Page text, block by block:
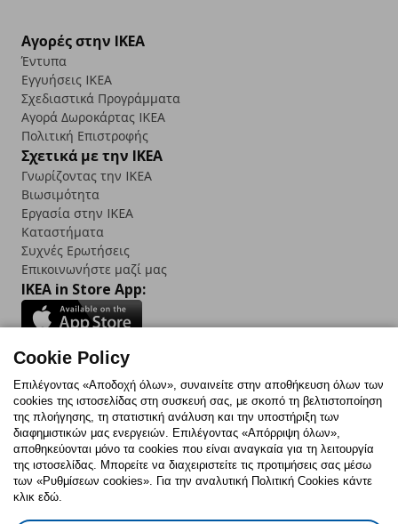
Αγορές στην IKEA
Έντυπα
Εγγυήσεις IKEA
Σχεδιαστικά Προγράμματα
Αγορά Δωρoκάρτας IKEA
Πολιτική Επιστροφής
Σχετικά με την IKEA
Γνωρίζοντας την IKEA
Βιωσιμότητα
Εργασία στην IKEA
Καταστήματα
Συχνές Ερωτήσεις
Επικοινωνήστε μαζί μας
IKEA in Store App:
Follow us:
FacebookInstagram
TikTokYoutubePinterestTwitter
Πολιτική CookiesΔήλωση ψηφιακής προσβασιμότητας
Cookie Policy
Επιλέγοντας «Αποδοχή όλων», συναινείτε στην αποθήκευση όλων των
cookies της ιστοσελίδας στη συσκευή σας, με σκοπό τη βελτιστοποίηση
της πλοήγησης, τη στατιστική ανάλυση και την υποστήριξη των
διαφημιστικών μας ενεργειών. Επιλέγοντας «Απόρριψη όλων»,
αποθηκεύονται μόνο τα cookies που είναι αναγκαία για τη λειτουργία
της ιστοσελίδας. Μπορείτε να διαχειριστείτε τις προτιμήσεις σας μέσω
των «Ρυθμίσεων cookies». Για την αναλυτική Πολιτική Cookies κάντε
κλικ εδώ.